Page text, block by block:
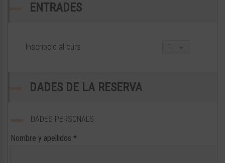
ENTRADES
Inscripció al curs
DADES DE LA RESERVA
DADES PERSONALS
Nombre y apellidos *